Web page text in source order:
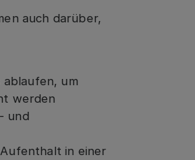
auch darüber,
ablaufen, um
werden
und
in einer